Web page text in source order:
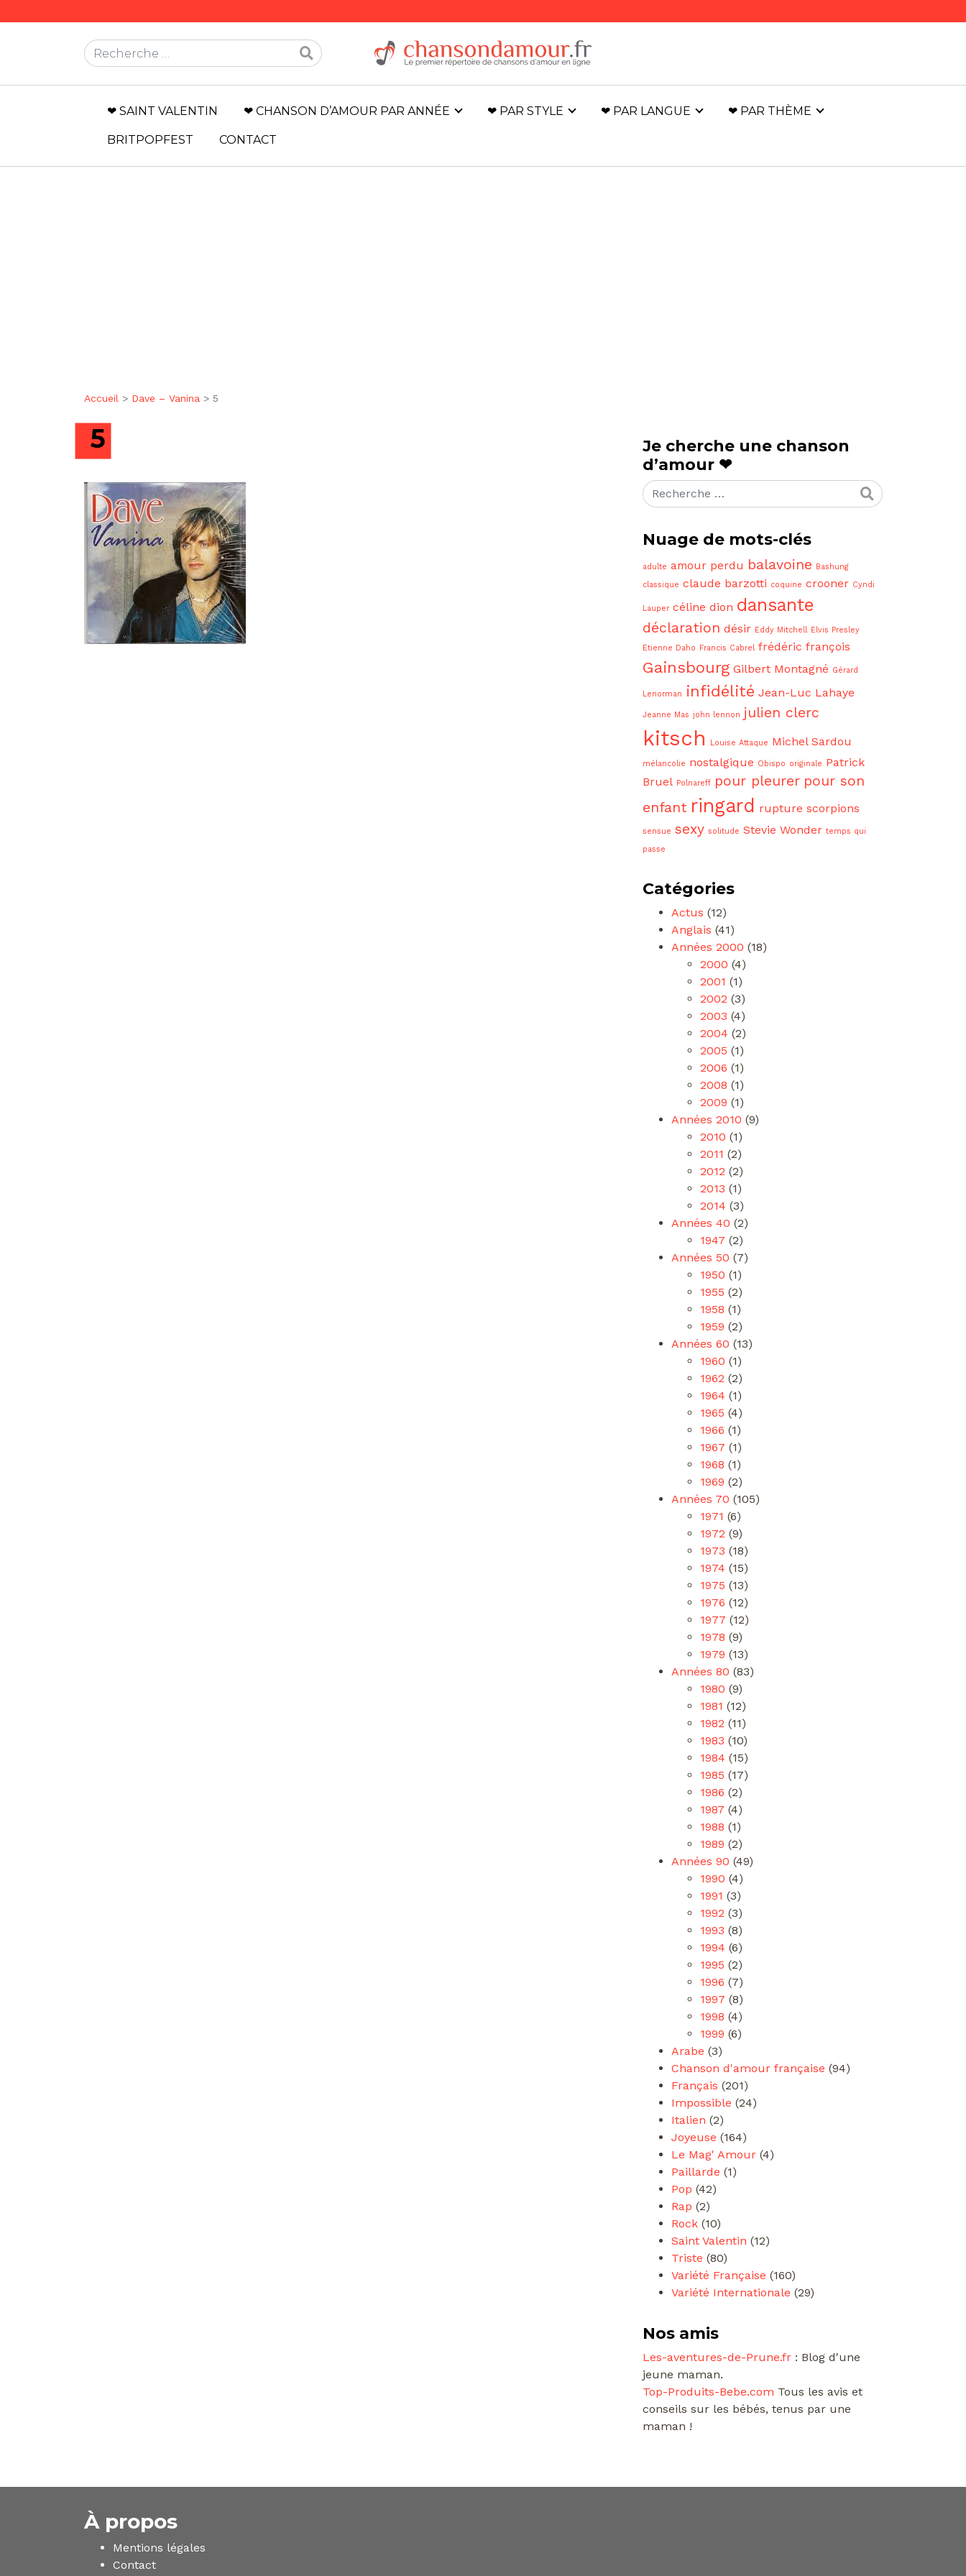
Rechercher
❤ SAINT VALENTIN ❤ CHANSON D’AMOUR PAR ANNÉE ❤ PAR STYLE ❤ PAR LANGUE ❤ PAR THÈME
BRITPOPFEST CONTACT
Accueil > Dave – Vanina > 5
5
Je cherche une chanson
d’amour ❤
Rechercher
Nuage de mots-clés
adulte amour perdu balavoine Bashung
classique claude barzotti coquine crooner Cyndi
Lauper céline dion dansante
déclaration désir Eddy Mitchell Elvis Presley
Etienne Daho Francis Cabrel frédéric françois
Gainsbourg Gilbert Montagné Gérard
Lenorman infidélité Jean-Luc Lahaye
Jeanne Mas john lennon julien clerc
kitsch Louise Attaque Michel Sardou
mélancolie nostalgique Obispo originale Patrick
Bruel Polnareff pour pleurer pour son
enfant ringard rupture scorpions
sensue sexy solitude Stevie Wonder temps qui
passe
Catégories
Actus (12)
Anglais (41)
Années 2000 (18)
2000 (4)
2001 (1)
2002 (3)
2003 (4)
2004 (2)
2005 (1)
2006 (1)
2008 (1)
2009 (1)
Années 2010 (9)
2010 (1)
2011 (2)
2012 (2)
2013 (1)
2014 (3)
Années 40 (2)
1947 (2)
Années 50 (7)
1950 (1)
1955 (2)
1958 (1)
1959 (2)
Années 60 (13)
1960 (1)
1962 (2)
1964 (1)
1965 (4)
1966 (1)
1967 (1)
1968 (1)
1969 (2)
Années 70 (105)
1971 (6)
1972 (9)
1973 (18)
1974 (15)
1975 (13)
1976 (12)
1977 (12)
1978 (9)
1979 (13)
Années 80 (83)
1980 (9)
1981 (12)
1982 (11)
1983 (10)
1984 (15)
1985 (17)
1986 (2)
1987 (4)
1988 (1)
1989 (2)
Années 90 (49)
1990 (4)
1991 (3)
1992 (3)
1993 (8)
1994 (6)
1995 (2)
1996 (7)
1997 (8)
1998 (4)
1999 (6)
Arabe (3)
Chanson d'amour française (94)
Français (201)
Impossible (24)
Italien (2)
Joyeuse (164)
Le Mag' Amour (4)
Paillarde (1)
Pop (42)
Rap (2)
Rock (10)
Saint Valentin (12)
Triste (80)
Variété Française (160)
Variété Internationale (29)
Nos amis
Les-aventures-de-Prune.fr : Blog d'une
jeune maman.
Top-Produits-Bebe.com Tous les avis et
conseils sur les bébés, tenus par une
maman !
À propos
Mentions légales
Contact